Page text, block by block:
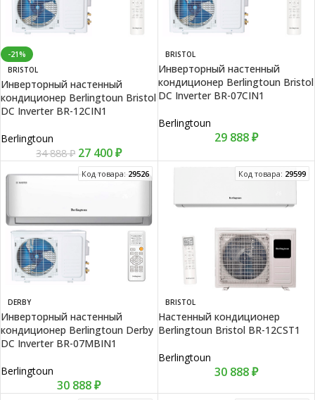
-21%
BRISTOL
Инверторный настенный
кондиционер Berlingtoun Bristol
DC Inverter BR-12CIN1
Berlingtoun
34 888₽ 27 400₽
BRISTOL
Инверторный настенный
кондиционер Berlingtoun Bristol
DC Inverter BR-07CIN1
Berlingtoun
29 888₽
Код товара: 29526
DERBY
Инверторный настенный
кондиционер Berlingtoun Derby
DC Inverter BR-07MBIN1
Berlingtoun
30 888₽
Код товара: 29599
BRISTOL
Настенный кондиционер
Berlingtoun Bristol BR-12CST1
Berlingtoun
30 888₽